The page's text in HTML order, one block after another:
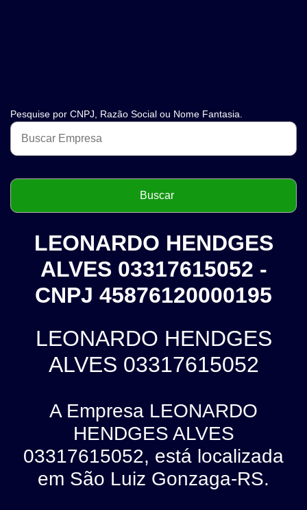
Pesquise por CNPJ, Razão Social ou Nome Fantasia.
LEONARDO HENDGES
ALVES 03317615052 -
CNPJ 45876120000195
LEONARDO HENDGES
ALVES 03317615052
A Empresa LEONARDO
HENDGES ALVES
03317615052, está localizada
em São Luiz Gonzaga-RS.